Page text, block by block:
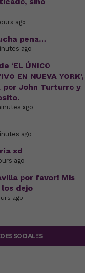
ago
pena…
ago
‘EL ÚNICO
EN NUEVA YORK’,
por John Turturro y
ago
ago
xd
ago
por favor! Mis
los dejo
ago
SOCIALES